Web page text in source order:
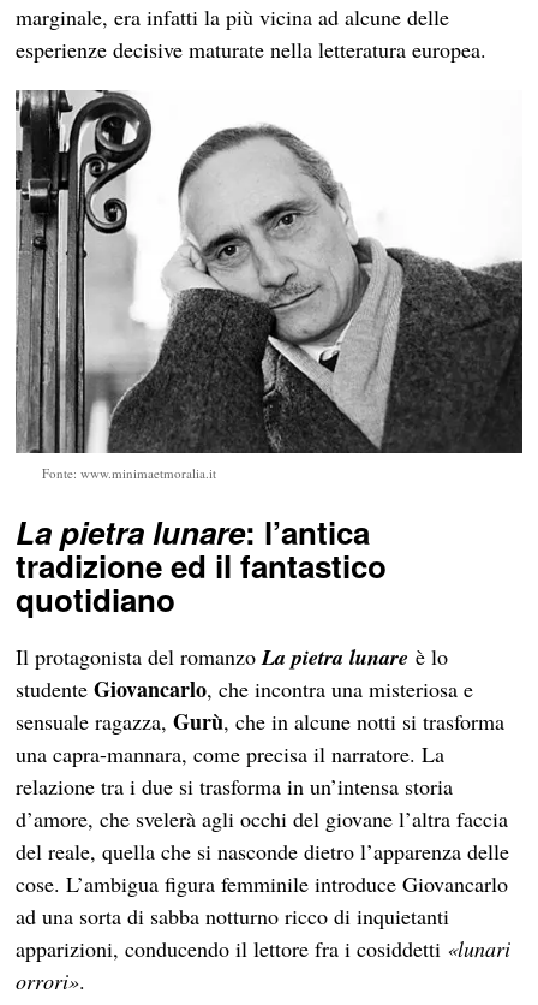
marginale, era infatti la più vicina ad alcune delle
esperienze decisive maturate nella letteratura europea.
Fonte: www.minimaetmoralia.it
La pietra lunare: l’antica
tradizione ed il fantastico
quotidiano
Il protagonista del romanzoLa pietra lunareè lo
studenteGiovancarlo, che incontra una misteriosa e
sensuale ragazza,Gurù, che in alcune notti si trasforma
una capra-mannara, come precisa il narratore. La
relazione tra i due si trasforma in un’intensa storia
d’amore, che svelerà agli occhi del giovane l’altra faccia
del reale, quella che si nasconde dietro l’apparenza delle
cose. L’ambigua figura femminile introduce Giovancarlo
ad una sorta di sabba notturno ricco di inquietanti
apparizioni, conducendo il lettore fra i cosiddetti «lunari
orrori».